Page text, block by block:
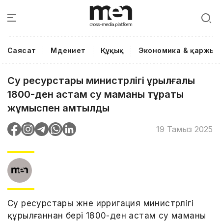
Саясат Мәдениет Құқық Экономика & қаржы
Су ресурстары министрлігі құрылғалы
1800-ден астам су маманы тұрақты
жұмыспен қамтылды
19 Тамыз 2025
Су ресурстары және ирригация министрлігі
құрылғаннан бері 1800-ден астам су маманы